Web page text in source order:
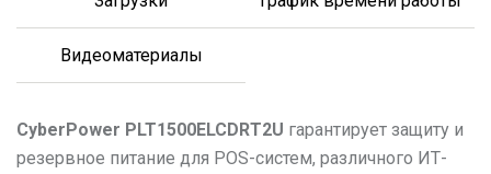
Видеоматериалы
CyberPower PLT1500ELCDRT2U гарантирует защиту и
резервное питание для POS-систем, различного ИТ-